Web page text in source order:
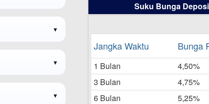
Daftar Pemenang
16-06-2025
Daftar Pemenang
TAMASHA Bulan Mei
20-05-2025
Laporan Keuangan
Suku Bunga
Jangka Waktu Bunga
1 Bulan
4,50%
3 Bulan
4,75%
6 Bulan
5,25%